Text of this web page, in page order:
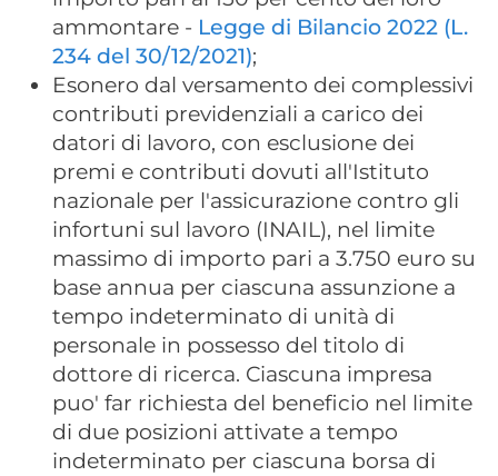
ammontare - Legge di Bilancio 2022 (L.
234 del 30/12/2021);
Esonero dal versamento dei complessivi
contributi previdenziali a carico dei
datori di lavoro, con esclusione dei
premi e contributi dovuti all'Istituto
nazionale per l'assicurazione contro gli
infortuni sul lavoro (INAIL), nel limite
massimo di importo pari a 3.750 euro su
base annua per ciascuna assunzione a
tempo indeterminato di unità di
personale in possesso del titolo di
dottore di ricerca. Ciascuna impresa
puo' far richiesta del beneficio nel limite
di due posizioni attivate a tempo
indeterminato per ciascuna borsa di